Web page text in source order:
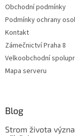
Obchodní podmínky
Podmínky ochrany
Kontakt
Zámečnictví Praha 8
Velkoobchodní
Mapa serveru
Blog
Strom života